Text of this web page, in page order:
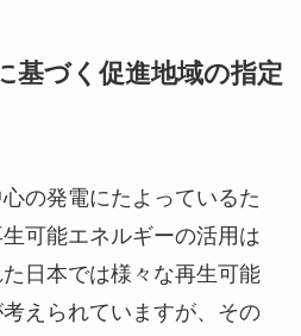
基づく促進地域の指定
の発電にたよっているた
可能エネルギーの活用は
日本では様々な再生可能
えられていますが、その